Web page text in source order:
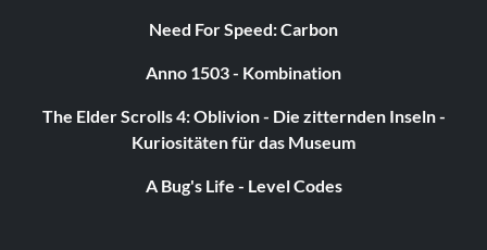
Need For Speed: Carbon
Anno 1503 - Kombination
The Elder Scrolls 4: Oblivion - Die zitternden Inseln -
Kuriositäten für das Museum
A Bug's Life - Level Codes